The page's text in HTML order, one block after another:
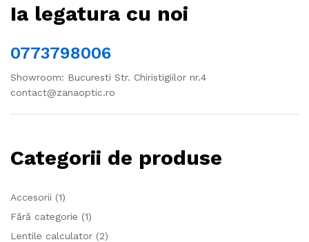
Ia legatura cu noi
0773798006
Showroom: Bucuresti Str. Chiristigiilor nr.4
contact@zanaoptic.ro
Categorii de produse
Accesorii (1)
Fără categorie (1)
Lentile calculator (2)